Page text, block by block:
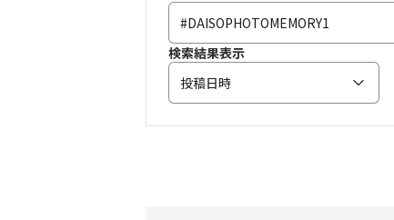
検索結果表示
投稿日時